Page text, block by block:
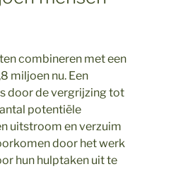
combineren met een
miljoen nu. Een
door de vergrijzing tot
potentiële
uitstroom en verzuim
door het werk
hun hulptaken uit te